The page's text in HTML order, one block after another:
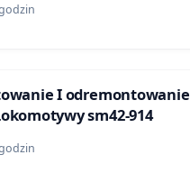
I odremontowanie
sm42-914